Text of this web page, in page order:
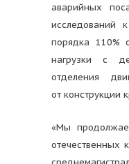
аварийных
исследований
порядка 110%
нагрузки с
отделения
от конструкции
«Мы
отечественных